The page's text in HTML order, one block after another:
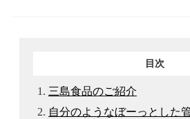
目次
三島食品のご紹介
自分のようなぼーっとした